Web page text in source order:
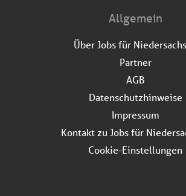
Allgemein
Über Jobs für
Partner
AGB
Datenschutzhinweise
Impressum
Kontakt zu Jobs für
Cookie-Einstellungen